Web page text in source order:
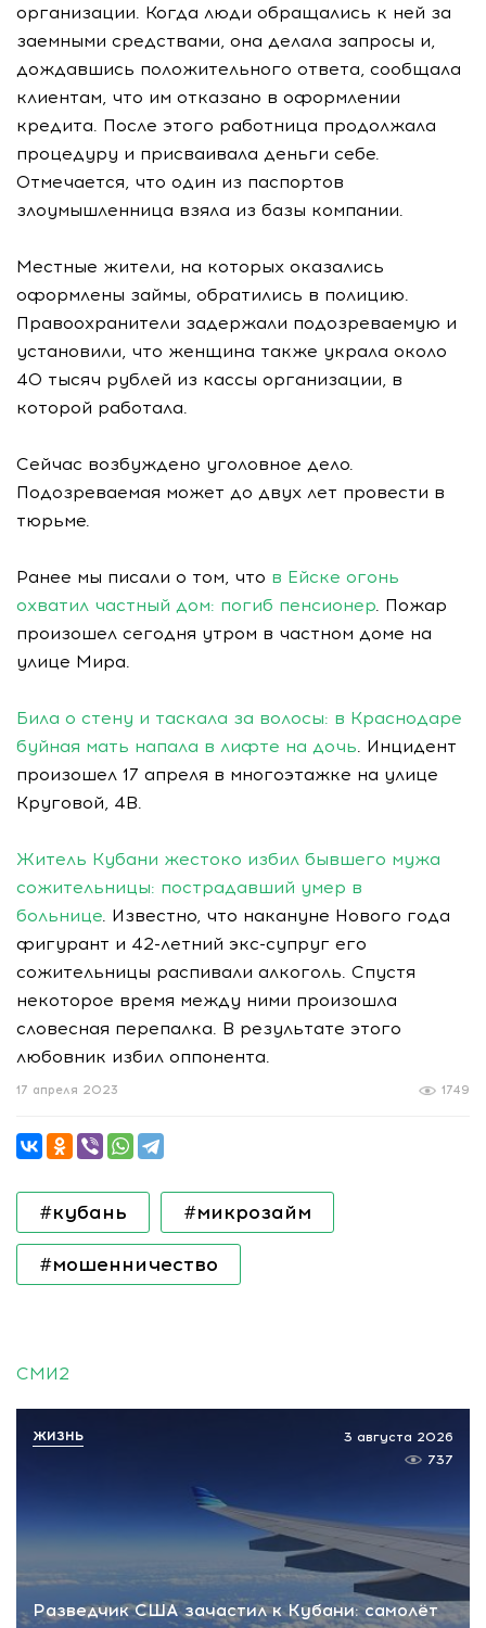
организации. Когда люди обращались к ней за
заемными средствами, она делала запросы и,
дождавшись положительного ответа, сообщала
клиентам, что им отказано в оформлении
кредита. После этого работница продолжала
процедуру и присваивала деньги себе.
Отмечается, что один из паспортов
злоумышленница взяла из базы компании.
Местные жители, на которых оказались
оформлены займы, обратились в полицию.
Правоохранители задержали подозреваемую и
установили, что женщина также украла около
40 тысяч рублей из кассы организации, в
которой работала.
Сейчас возбуждено уголовное дело.
Подозреваемая может до двух лет провести в
тюрьме.
Ранее мы писали о том, что в Ейске огонь
охватил частный дом: погиб пенсионер. Пожар
произошел сегодня утром в частном доме на
улице Мира.
Била о стену и таскала за волосы: в Краснодаре
буйная мать напала в лифте на дочь. Инцидент
произошел 17 апреля в многоэтажке на улице
Круговой, 4В.
Житель Кубани жестоко избил бывшего мужа
сожительницы: пострадавший умер в
больнице. Известно, что накануне Нового года
фигурант и 42-летний экс-супруг его
сожительницы распивали алкоголь. Спустя
некоторое время между ними произошла
словесная перепалка. В результате этого
любовник избил оппонента.
1749
17 апреля 2023
#кубань #микрозайм
#мошенничество
СМИ2
Разведчик США зачастил к Кубани: самолёт
3 августа 2026
737
ЖИЗНЬ